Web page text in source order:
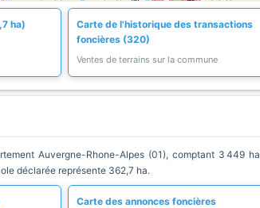
ha)
Carte de l'historique des transactions
foncières (320)
Ventes de terrains sur la commune
Auvergne-Rhone-Alpes (01), comptant 3 449
déclarée représente 362,7 ha.
Carte des annonces foncières